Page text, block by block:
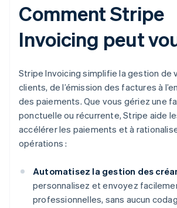
Comment Stripe
Invoicing peut
Stripe Invoicing simplifie la gestion de
clients, de l’émission des factures à
des paiements. Que vous gériez une
ponctuelle ou récurrente, Stripe aide
accélérer les paiements et à
opérations :
Automatisez la gestion des
personnalisez et envoyez
professionnelles, sans aucun